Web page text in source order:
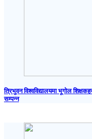
त्रिभुवन विश्वविद्यालयमा भूगोल
सम्पन्न